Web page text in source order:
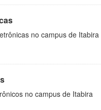
no campus de Itabira
no campus de Itabira